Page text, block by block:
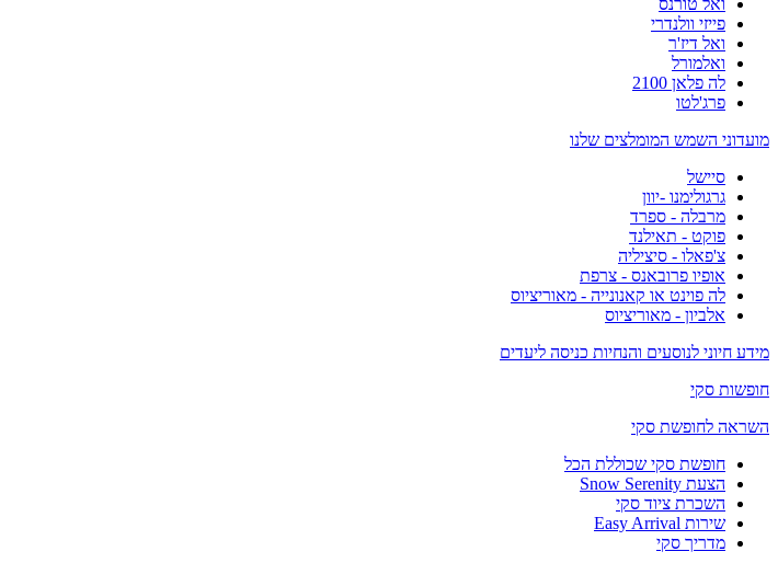
פייזי וולנדרי
ואל דיז'ר
ואלמורל
לה פלאן 2100
פרג'לטו
מועדוני השמש המומלצים שלנו
סיישל
גרגולימנו -יוון
מרבלה - ספרד
פוקט - תאילנד
צ'פאלו - סיציליה
אופיו פרובאנס - צרפת
לה פוינט או קאנונייה - מאוריציוס
אלביון - מאוריציוס
מידע חיוני לנוסעים והנחיות כניסה ליעדים
חופשות סקי
השראה לחופשת סקי
חופשת סקי שכוללת הכל
הצעת Snow Serenity
השכרת ציוד סקי
שירות Easy Arrival
מדריך סקי